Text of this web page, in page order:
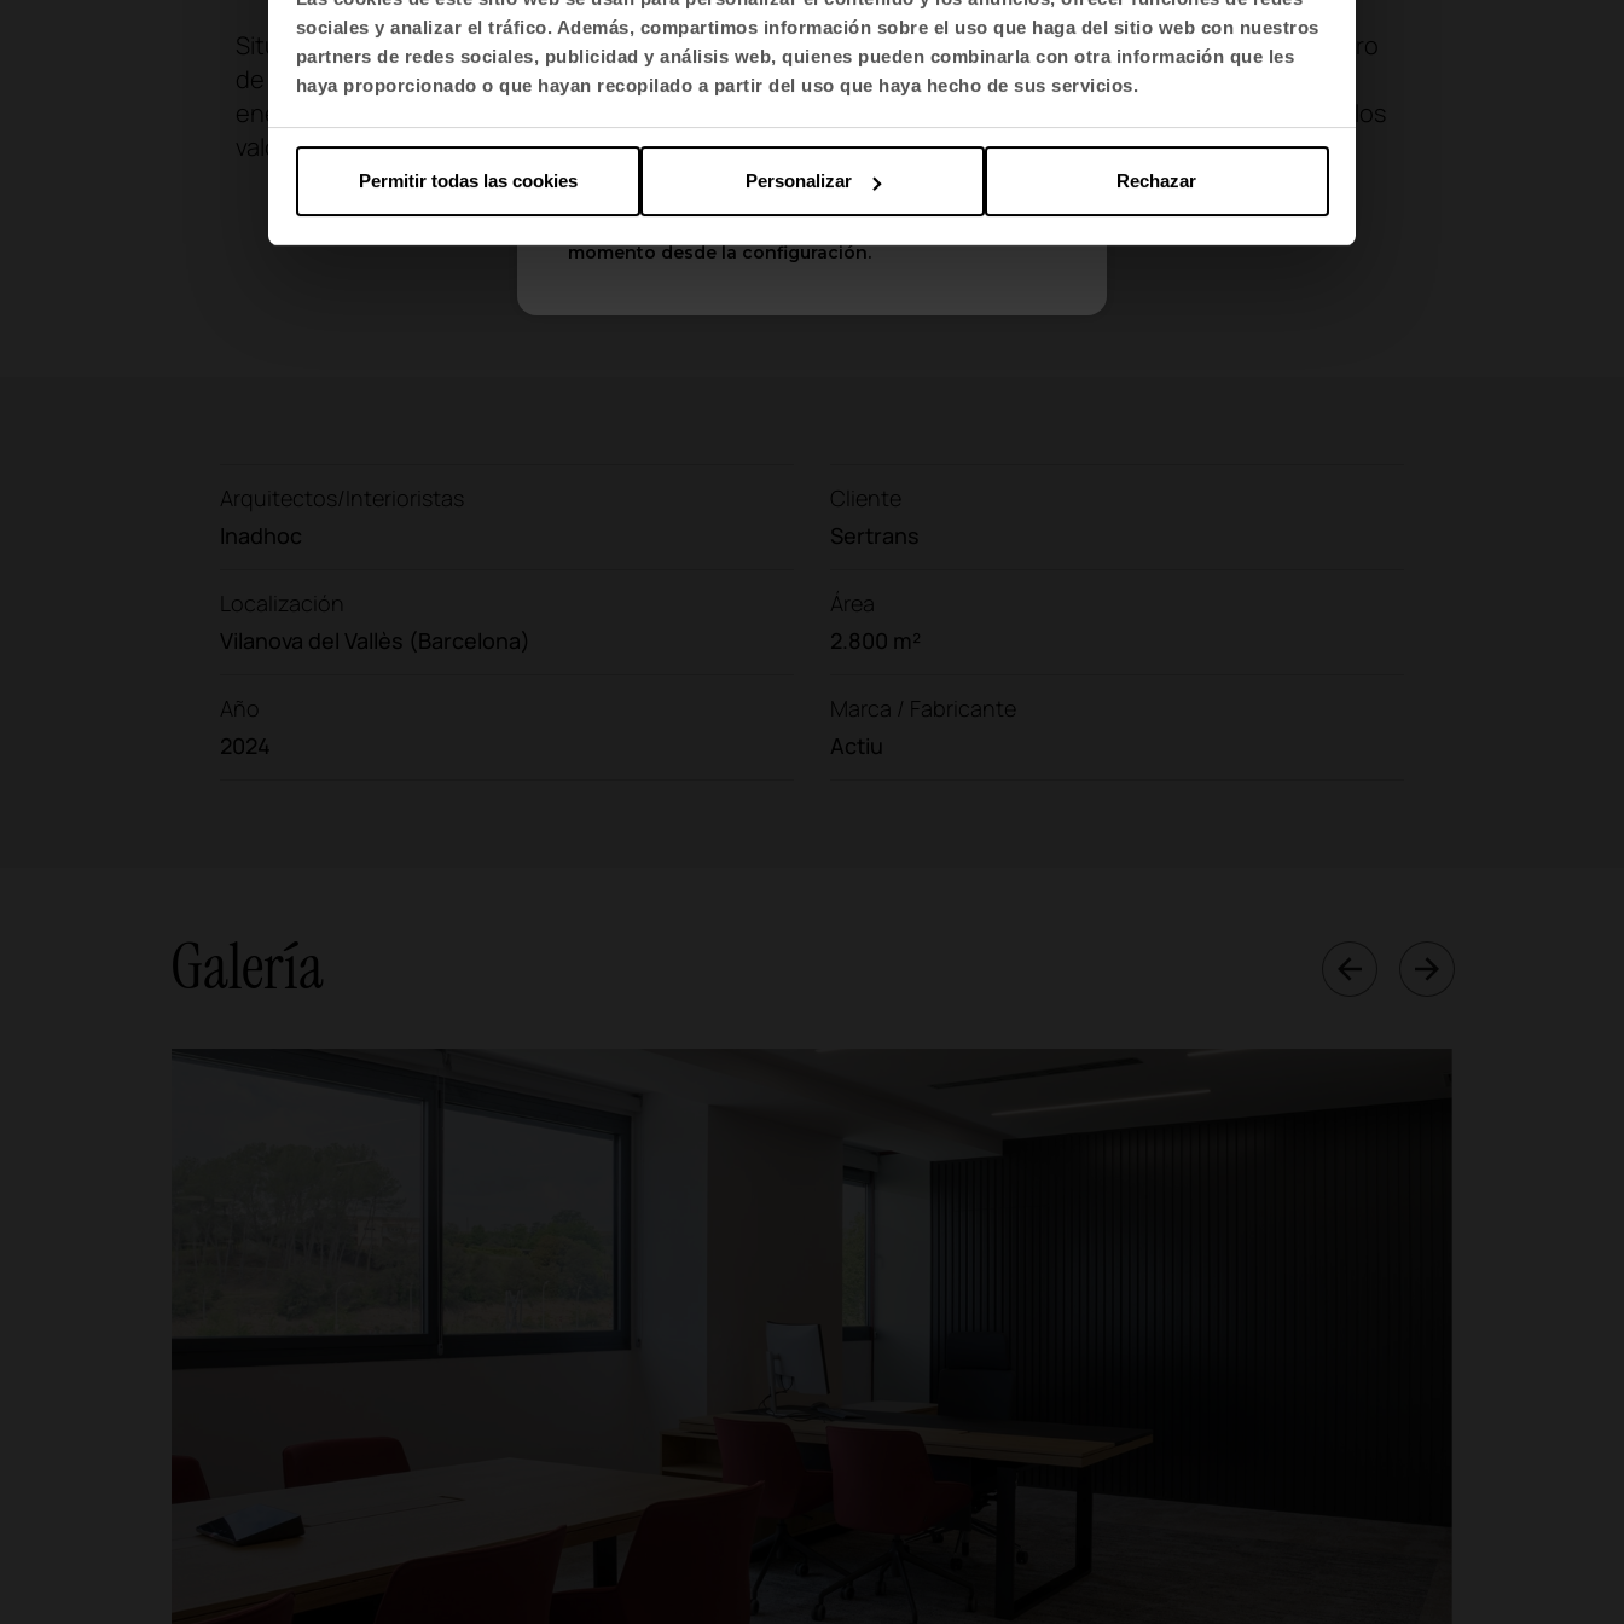
sociales y analizar el tráfico. Además, compartimos información sobre el uso que haga del sitio web con nuestros
partners de redes sociales, publicidad y análisis web, quienes pueden combinarla con otra información que les
haya proporcionado o que hayan recopilado a partir del uso que haya hecho de sus servicios.
Rechazar
Personalizar
Permitir todas las cookies
Situada en un edificio que cuenta concertificación BREAM, la nueva sede hace de la sostenibilidad otro
de sus pilares fundamentales, apostando por materiales responsables, soluciones eficientes a nivel
energético y un diseño que prioriza la durabilidad y el bajo impacto ambiental. Una decisión que alinea los
valores corporativos de Sertrans con una visión másconsciente y respetuosa con el entorno.
Contacta con nosotros
Arquitectos/Interioristas
Inadhoc
Localización
Vilanova del Vallès (Barcelona)
Año
2024
Cliente
Sertrans
Área
2.800 m²
Marca / Fabricante
Actiu
Galería
Selecciona idioma
English US
Aplicar
momento desde la configuración.